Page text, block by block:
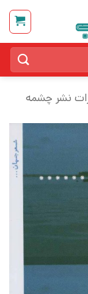
نشر چشمه